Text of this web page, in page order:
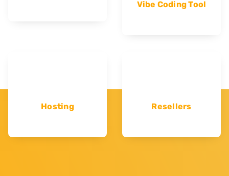
Vibe Coding Tool
Hosting Resellers